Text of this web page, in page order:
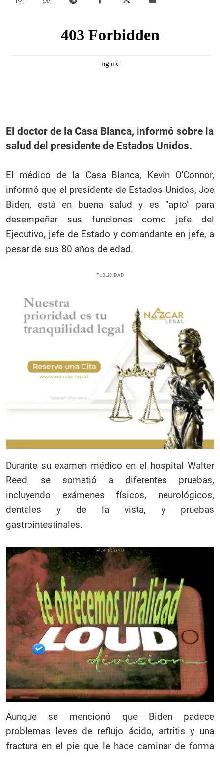
El doctor de la Casa Blanca, informó sobre la
salud del presidente de Estados Unidos.
El médico de la Casa Blanca, Kevin O'Connor,
informó que el presidente de Estados Unidos, Joe
Biden, está en buena salud y es "apto" para
desempeñar sus funciones como jefe del
Ejecutivo, jefe de Estado y comandante en jefe, a
pesar de sus 80 años de edad.
Durante su examen médico en el hospital Walter
Reed, se sometió a diferentes pruebas,
incluyendo exámenes físicos, neurológicos,
dentales y de la vista, y pruebas
gastrointestinales.
Aunque se mencionó que Biden padece
problemas leves de reflujo ácido, artritis y una
fractura en el pie que le hace caminar de forma